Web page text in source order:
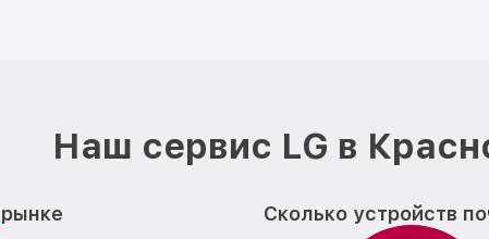
Наш сервис LG в
Сколько устройств